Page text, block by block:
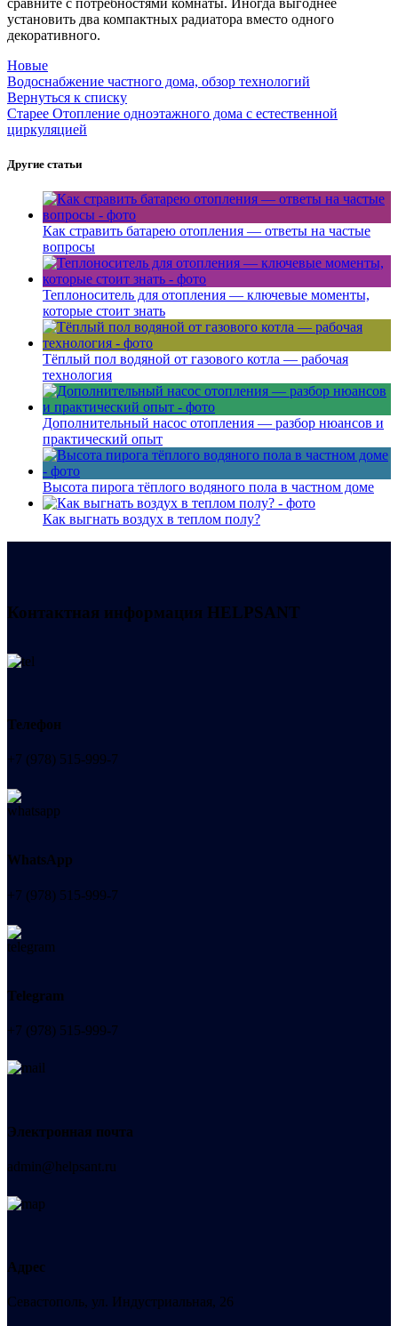
сравните с потребностями комнаты. Иногда выгоднее
установить два компактных радиатора вместо одного
декоративного.
Новые
Водоснабжение частного дома, обзор технологий
Вернуться к списку
Старее Отопление одноэтажного дома с естественной
циркуляцией
Другие статьи
Как стравить батарею отопления — ответы на частые
вопросы
Теплоноситель для отопления — ключевые моменты,
которые стоит знать
Тёплый пол водяной от газового котла — рабочая
технология
Дополнительный насос отопления — разбор нюансов и
практический опыт
Высота пирога тёплого водяного пола в частном доме
Как выгнать воздух в теплом полу?
Контактная информация HELPSANT
Телефон
+7 (978) 515-999-7
WhatsApp
+7 (978) 515-999-7
Telegram
+7 (978) 515-999-7
Электронная почта
admin@helpsant.ru
Адрес
Севастополь, ул. Индустриальная, 26